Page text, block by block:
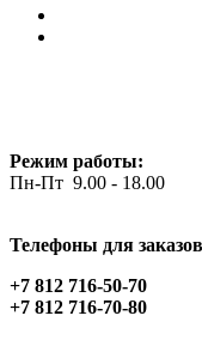
Режим работы:
Пн-Пт 9.00 - 18.00
Телефоны для
+7 812 716-50-70
+7 812 716-70-80